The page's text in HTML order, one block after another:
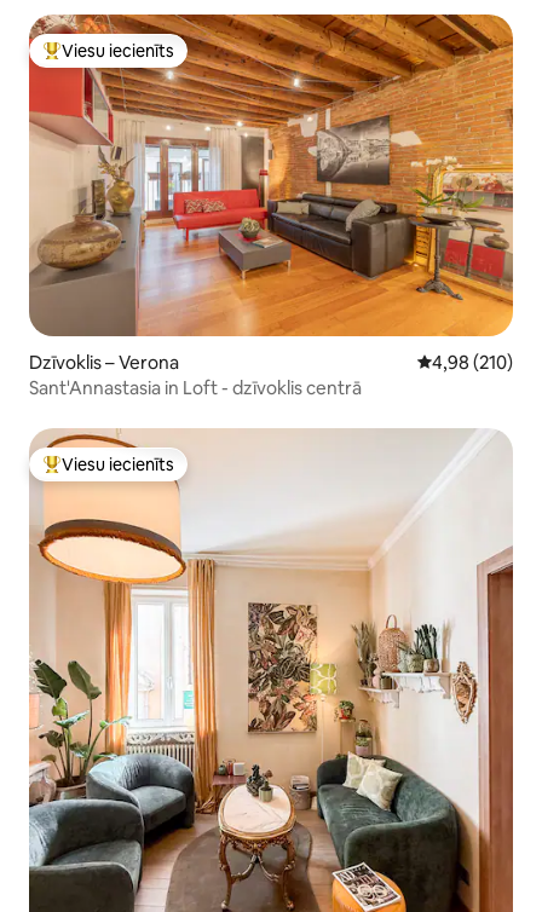
Populārs viesu iecienīts mājoklis
Viesu iecienīts
Dzīvoklis – Verona Vidējais
4,98 (210)
Sant'Annastasia in Loft - dzīvoklis centrā
Populārs viesu iecienīts mājoklis
Viesu iecienīts